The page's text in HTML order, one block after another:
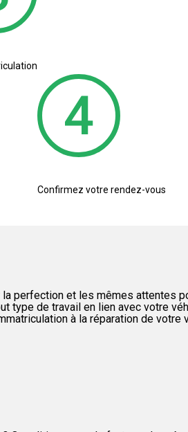
Confirmez votre rendez-vous
perfection et les mêmes attentes
type de travail en lien avec votre
à la réparation de